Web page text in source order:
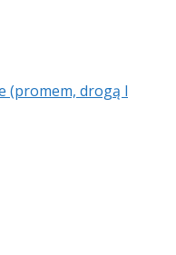
(promem, drogą l